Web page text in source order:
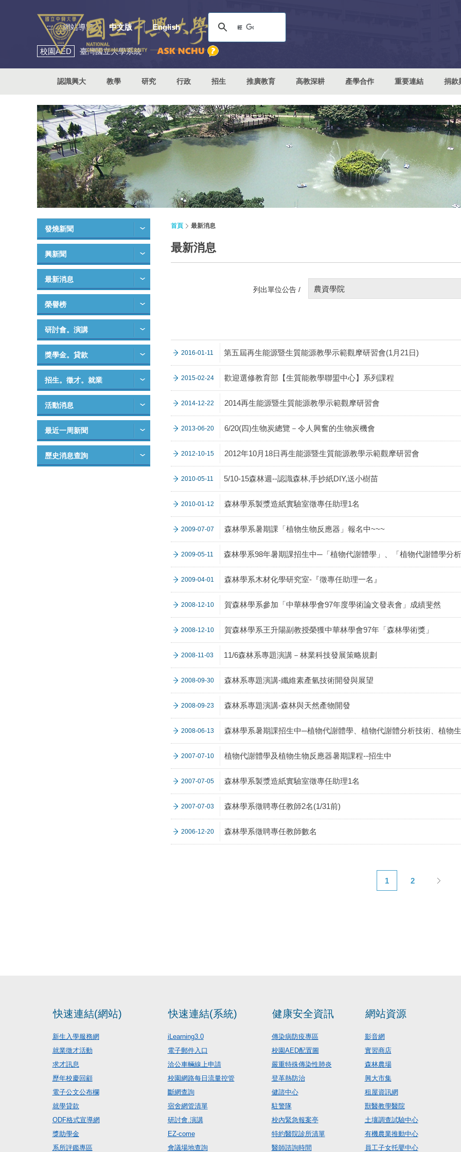
::: 網站導覽 中文版 English
校園AED 臺灣國立大學系統
認識興大 教學 研究 行政 招生 推廣教育 高教深耕 產學合作 重要連結 捐款
發燒新聞
興新聞
最新消息
榮譽榜
研討會。演講
獎學金。貸款
招生。徵才。就業
活動消息
最近一周新聞
歷史消息查詢
首頁 最新消息
最新消息
列出單位公告 / 農資學院
2016-01-11 第五屆再生能源暨生質能源教學示範觀摩研習會(1月21日)
2015-02-24 歡迎選修教育部【生質能教學聯盟中心】系列課程
2014-12-22 2014再生能源暨生質能源教學示範觀摩研習會
2013-06-20 6/20(四)生物炭總覽－令人興奮的生物炭機會
2012-10-15 2012年10月18日再生能源暨生質能源教學示範觀摩研習會
2010-05-11 5/10-15森林週--認識森林,手抄紙DIY,送小樹苗
2010-01-12 森林學系製漿造紙實驗室徵專任助理1名
2009-07-07 森林學系暑期課「植物生物反應器」報名中~~~
2009-05-11 森林學系98年暑期課招生中─「植物代謝體學」、「植物代謝體學分
2009-04-01 森林學系木材化學研究室-『徵專任助理一名』
2008-12-10 賀森林學系參加「中華林學會97年度學術論文發表會」成績斐然
2008-12-10 賀森林學系王升陽副教授榮獲中華林學會97年「森林學術獎」
2008-11-03 11/6森林系專題演講－林業科技發展策略規劃
2008-09-30 森林系專題演講-纖維素產氫技術開發與展望
2008-09-23 森林系專題演講-森林與天然產物開發
2008-06-13 森林學系暑期課招生中─植物代謝體學、植物代謝體分析技術、植物
2007-07-10 植物代謝體學及植物生物反應器暑期課程--招生中
2007-07-05 森林學系製漿造紙實驗室徵專任助理1名
2007-07-03 森林學系徵聘專任教師2名(1/31前)
2006-12-20 森林學系徵聘專任教師數名
1 2
快速連結(網站)
新生入學服務網
就業徵才活動
求才訊息
歷年校慶回顧
電子公文公布欄
就學貸款
ODF格式宣導網
獎助學金
系所評鑑專區
快速連結(系統)
iLearning3.0
電子郵件入口
洽公車輛線上申請
校園網路每日流量控管
斷網查詢
宿舍網管清單
研討會.演講
EZ-come
會議場地查詢
健康安全資訊
傳染病防疫專區
校園AED配置圖
嚴重特殊傳染性肺炎
登革熱防治
健諮中心
駐警隊
校內緊急報案亭
特約醫院診所清單
醫師諮詢時間
網站資源
影音網
實習商店
森林農場
興大市集
租屋資訊網
獸醫教學醫院
土壤調查試驗中心
有機農業推動中心
員工子女托嬰中心